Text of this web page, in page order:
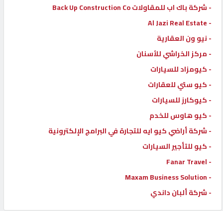
POWERED
QHOST
- شركة باك اب للمقاولات Back Up Construction Co
- Al Jazi Real Estate
- نيو ون العقارية
- مركز الخراشي للأسنان
- كيومزاد للسيارات
- كيو ستي للعقارات
- كيوكارز للسيارات
- كيو هاوس للخدم
- شركة أراضي كيو ايه للتجارة في البرامج الإلكترونية
- كيو للتأجير السيارات
- Fanar Travel
- Maxam Business Solution
- شركة ألبان داندي